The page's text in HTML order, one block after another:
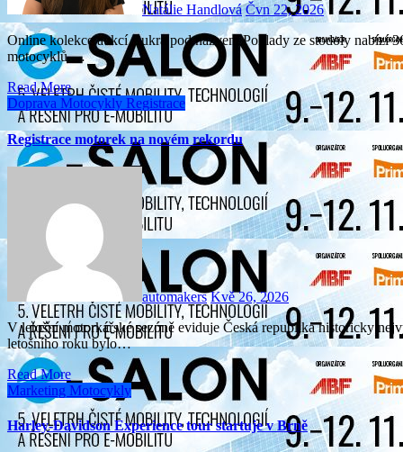
Natálie Handlová Čvn 22, 2026
Online kolekce aukcí Aukra pod názvem Poklady ze stodoly nabízí 36 vybraných auto-moto kousků včetně 20 historických
motocyklů.…
Read More
Doprava Motocykly Registrace
Registrace motorek na novém rekordu
automakers Kvě 26, 2026
V letošní motorkářské sezóně eviduje Česká republika historicky nejvyšší počet nově registrovaných motocyklů. Jen v dubnu
letošního roku bylo…
Read More
Marketing Motocykly
Harley-Davidson Experience tour startuje v Brně